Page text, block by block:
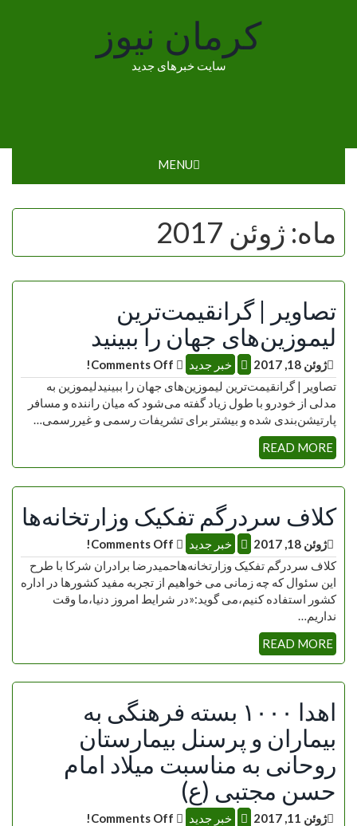
کرمان نیوز
سایت خبرهای جدید
MENU
ماه: ژوئن 2017
تصاویر | گرانقیمت‌ترین
لیموزین‌های جهان را ببینید
ژوئن 18, 2017 خبر جدید
تصاویر | گرانقیمت‌ترین لیموزین‌های جهان را ببینیدلیموزین به
مدلی از خودرو با طول زیاد گفته می‌شود که میان راننده و مسافر
پارتیشن‌بندی شده و بیشتر برای تشریفات رسمی و غیررسمی…
READ MORE
کلاف سردرگم تفکیک وزارتخانه‌ها
ژوئن 18, 2017 خبر جدید
کلاف سردرگم تفکیک وزارتخانه‌هاحمیدرضا برادران شرکا با طرح
این سئوال که چه زمانی می خواهیم از تجربه مفید کشورها در اداره
کشور استفاده کنیم،می گوید:«در شرایط امروز دنیا،ما وقت
نداریم…
READ MORE
اهدا ۱۰۰۰ بسته فرهنگی به
بیماران و پرسنل بیمارستان
روحانی به مناسبت میلاد امام
حسن مجتبی (ع)
ژوئن 11, 2017 خبر جدید